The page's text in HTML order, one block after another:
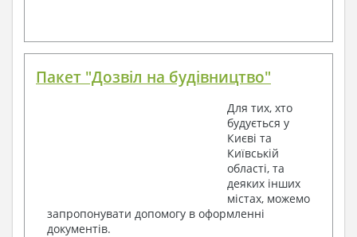
Пакет "Дозвіл на будівництво"
Для тих, хто
будується у
Києві та
Київській
області, та
деяких інших
містах, можемо
запропонувати допомогу в оформленні
документів.